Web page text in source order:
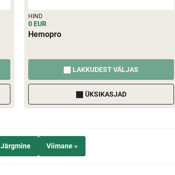
HIND
0 EUR
Hemopro
LAKKUDEST VÄLJAS
ÜKSIKASJAD
Järgmine Viimane »